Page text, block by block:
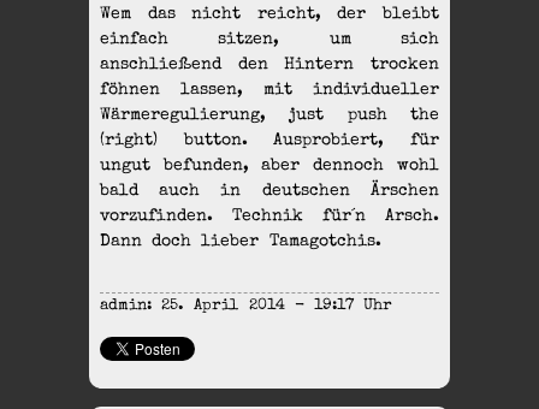
Wem das nicht reicht, der bleibt
einfach sitzen, um sich
anschließend den Hintern trocken
föhnen lassen, mit individueller
Wärmeregulierung, just push the
(right) button. Ausprobiert, für
ungut befunden, aber dennoch wohl
bald auch in deutschen Ärschen
vorzufinden. Technik für´n Arsch.
Dann doch lieber Tamagotchis.
admin: 25. April 2014 - 19:17 Uhr